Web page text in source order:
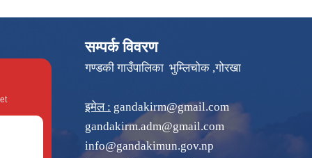
सम्पर्क विवरण
गण्डकी गाउँपालिका भुम्लिचोक ,गोरखा
इमेल : gandakirm@gmail.com
gandakirm.adm@gmail.com
info@gandakimun.gov.np